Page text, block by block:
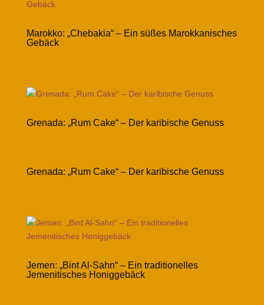
Marokko: „Chebakia“ – Ein süßes Marokkanisches
Gebäck
Grenada: „Rum Cake“ – Der karibische Genuss
Grenada: „Rum Cake“ – Der karibische Genuss
Jemen: „Bint Al-Sahn“ – Ein traditionelles
Jemenitisches Honiggebäck